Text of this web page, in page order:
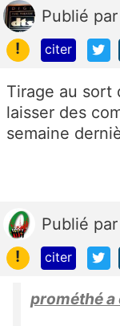
Publié par
!
citer
Tirage au sort
laisser des
semaine
Publié par
!
citer
prométhé a